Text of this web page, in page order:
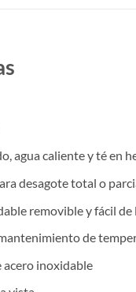
agua caliente y té en
desagote total o
removible y fácil
de
inoxidable